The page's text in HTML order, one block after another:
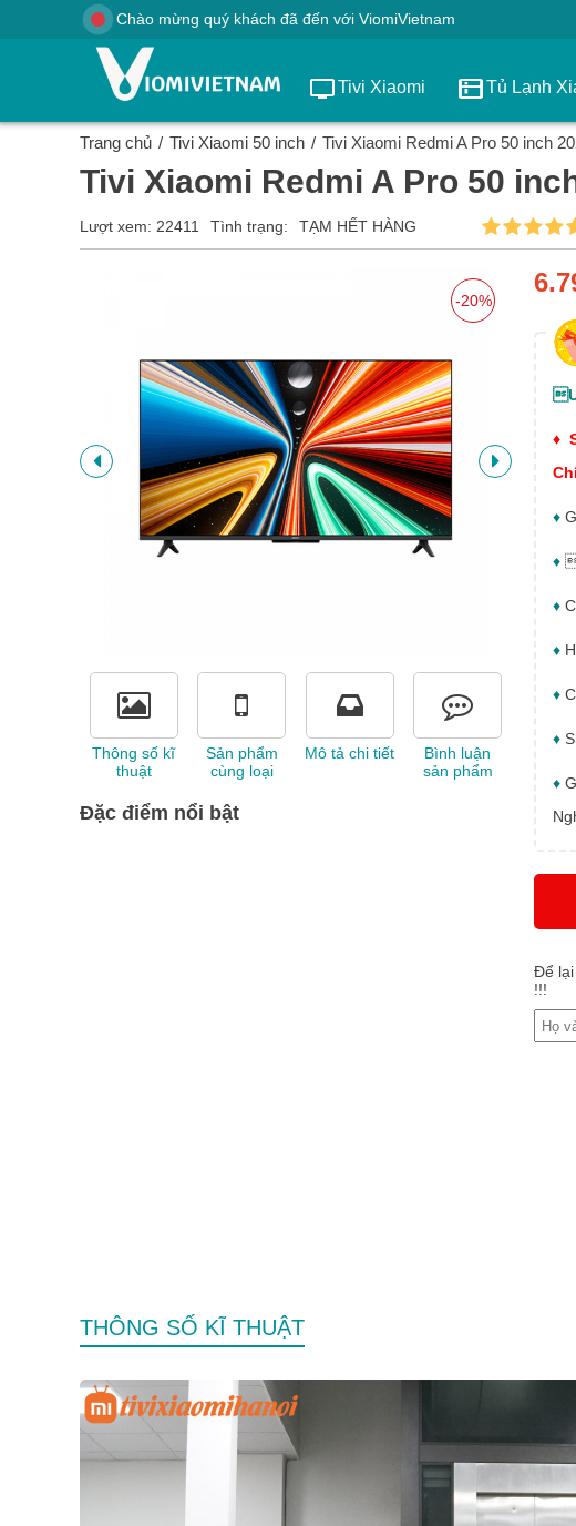
Chào mừng quý khách đã đến với ViomiVietnam
Tivi Xiaomi Tủ Lạnh
Trang chủ Tivi Xiaomi 50 inch Tivi Xiaomi Redmi A Pro 50 inch
Tivi Xiaomi Redmi A Pro 50
Lượt xem: 22411 Tình trạng: TẠM HẾT HÀNG
-20%
Thông số kĩ
thuật
Sản phẩm
cùng loại
Mô tả chi tiết
Bình luận
sản phẩm
Đặc điểm nổi bật
♦
♦
♦
♦
♦
♦
♦
♦
Để lại
!!!
THÔNG SỐ KĨ THUẬT